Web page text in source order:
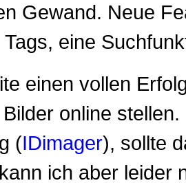
Gewand. Neue
Tags, eine
einen vollen
online
(IDimager), sollte
ich aber